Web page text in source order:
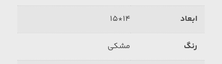
ابعاد 14*15
رنگ مشکی